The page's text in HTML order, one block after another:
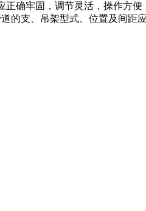
确牢固，调节灵活，操作方便
支、吊架型式、位置及间距